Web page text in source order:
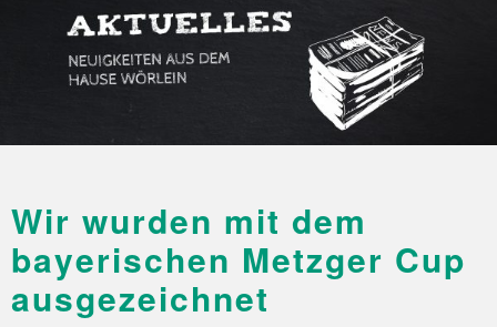
Wir wurden mit dem
bayerischen Metzger Cup
ausgezeichnet